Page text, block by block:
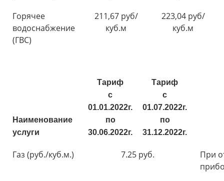
Горячее
водоснабжение
(ГВС)
211,67 руб/
куб.м
223,04 руб/
куб.м
Наименование
услуги
Тариф
с
01.01.2022г.
по
30.06.2022г.
Тариф
с
01.07.2022г.
по
31.12.2022г.
Газ (руб./куб.м.) 7.25 руб.
При